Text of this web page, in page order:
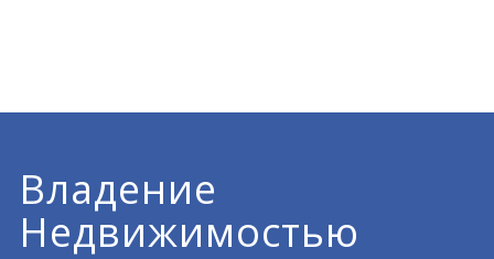
Владение
Недвижимостью